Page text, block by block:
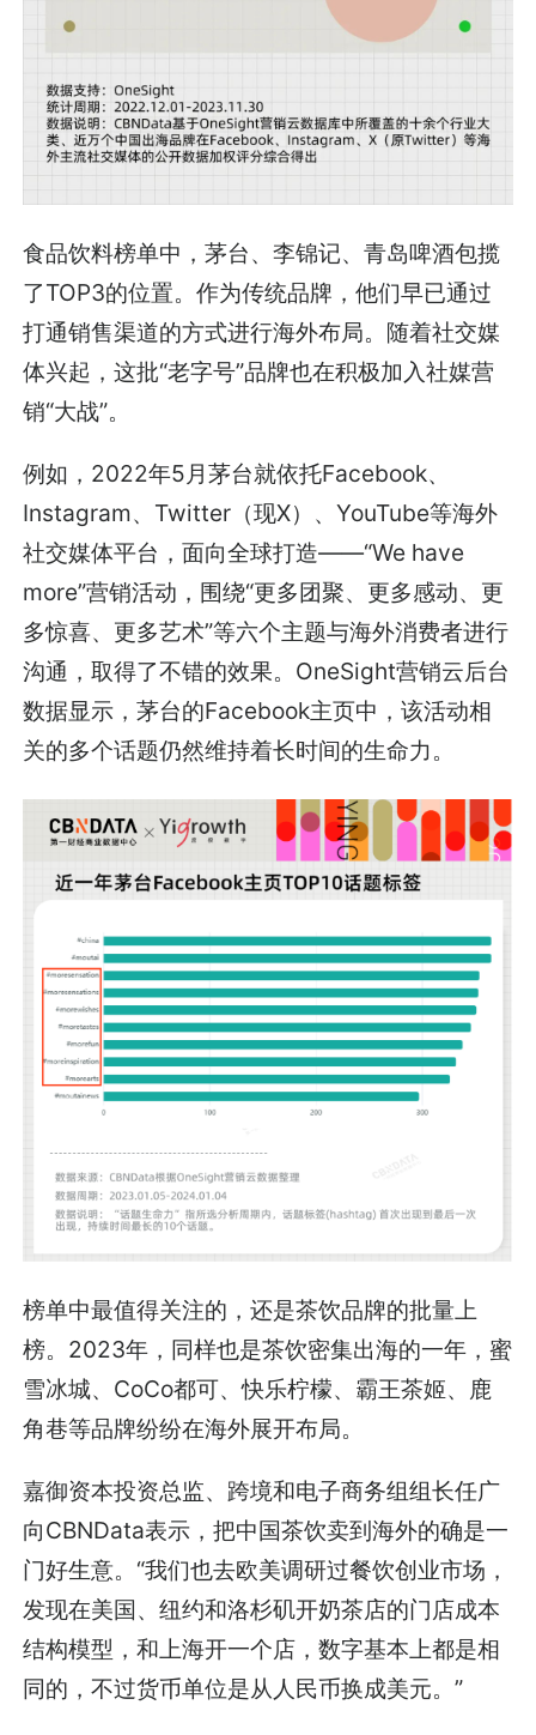
食品饮料榜单中，茅台、李锦记、青岛啤酒包揽
了TOP3的位置。作为传统品牌，他们早已通过
打通销售渠道的方式进行海外布局。随着社交媒
体兴起，这批“老字号”品牌也在积极加入社媒营
销“大战”。
例如，2022年5月茅台就依托Facebook、
Instagram、Twitter（现X）、YouTube等海外
社交媒体平台，面向全球打造——“We have
more”营销活动，围绕“更多团聚、更多感动、更
多惊喜、更多艺术”等六个主题与海外消费者进行
沟通，取得了不错的效果。OneSight营销云后台
数据显示，茅台的Facebook主页中，该活动相
关的多个话题仍然维持着长时间的生命力。
榜单中最值得关注的，还是茶饮品牌的批量上
榜。2023年，同样也是茶饮密集出海的一年，蜜
雪冰城、CoCo都可、快乐柠檬、霸王茶姬、鹿
角巷等品牌纷纷在海外展开布局。
嘉御资本投资总监、跨境和电子商务组组长任广
向CBNData表示，把中国茶饮卖到海外的确是一
门好生意。“我们也去欧美调研过餐饮创业市场，
发现在美国、纽约和洛杉矶开奶茶店的门店成本
结构模型，和上海开一个店，数字基本上都是相
同的，不过货币单位是从人民币换成美元。”